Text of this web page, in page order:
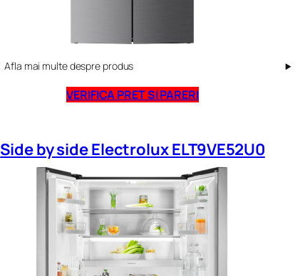
Afla mai multe despre produs
VERIFICA PRET SI PARERI
Side by side Electrolux ELT9VE52U0